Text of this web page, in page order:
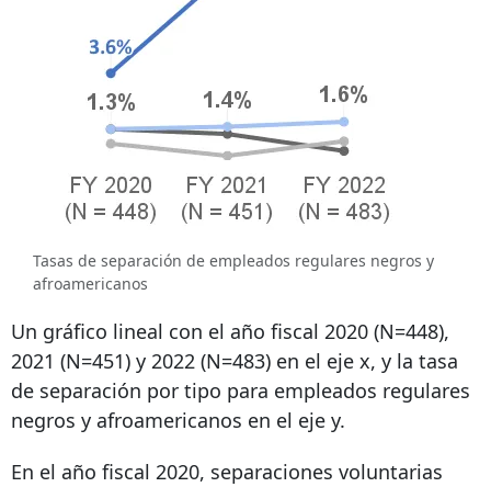
Tasas de separación de empleados regulares negros y
afroamericanos
Un gráfico lineal con el año fiscal 2020 (N=448),
2021 (N=451) y 2022 (N=483) en el eje x, y la tasa
de separación por tipo para empleados regulares
negros y afroamericanos en el eje y.
En el año fiscal 2020, separaciones voluntarias